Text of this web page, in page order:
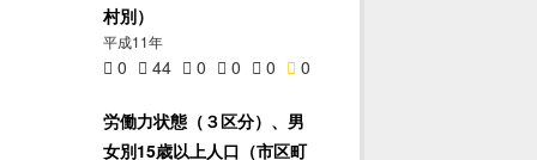
村別）
平成11年
0 44 0 0 0 0
労働力状態（３区分）、男
女別15歳以上人口（市区町